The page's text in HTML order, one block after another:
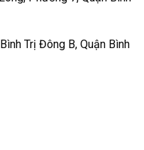
Trị Đông B, Quận Bình